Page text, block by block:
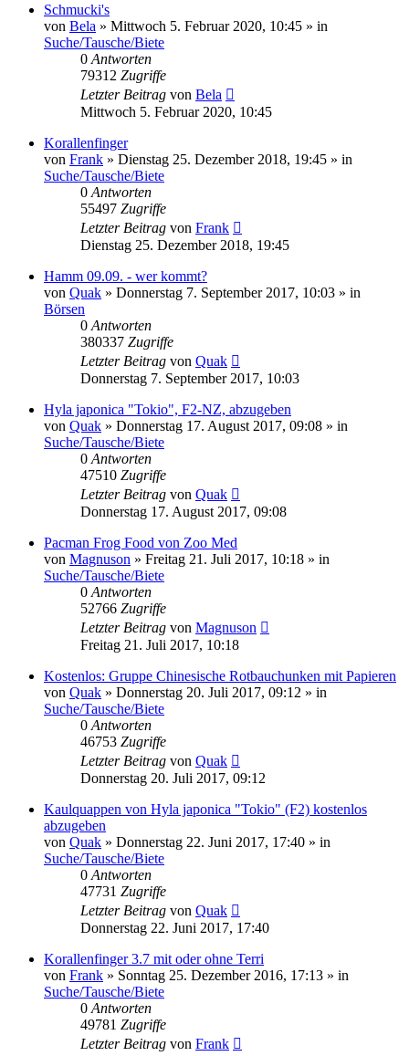
Schmucki's
von Bela » Mittwoch 5. Februar 2020, 10:45 » in
Suche/Tausche/Biete
0 Antworten
79312 Zugriffe
Letzter Beitrag von Bela
Mittwoch 5. Februar 2020, 10:45
Korallenfinger
von Frank » Dienstag 25. Dezember 2018, 19:45 » in
Suche/Tausche/Biete
0 Antworten
55497 Zugriffe
Letzter Beitrag von Frank
Dienstag 25. Dezember 2018, 19:45
Hamm 09.09. - wer kommt?
von Quak » Donnerstag 7. September 2017, 10:03 » in
Börsen
0 Antworten
380337 Zugriffe
Letzter Beitrag von Quak
Donnerstag 7. September 2017, 10:03
Hyla japonica "Tokio", F2-NZ, abzugeben
von Quak » Donnerstag 17. August 2017, 09:08 » in
Suche/Tausche/Biete
0 Antworten
47510 Zugriffe
Letzter Beitrag von Quak
Donnerstag 17. August 2017, 09:08
Pacman Frog Food von Zoo Med
von Magnuson » Freitag 21. Juli 2017, 10:18 » in
Suche/Tausche/Biete
0 Antworten
52766 Zugriffe
Letzter Beitrag von Magnuson
Freitag 21. Juli 2017, 10:18
Kostenlos: Gruppe Chinesische Rotbauchunken mit Papieren
von Quak » Donnerstag 20. Juli 2017, 09:12 » in
Suche/Tausche/Biete
0 Antworten
46753 Zugriffe
Letzter Beitrag von Quak
Donnerstag 20. Juli 2017, 09:12
Kaulquappen von Hyla japonica "Tokio" (F2) kostenlos
abzugeben
von Quak » Donnerstag 22. Juni 2017, 17:40 » in
Suche/Tausche/Biete
0 Antworten
47731 Zugriffe
Letzter Beitrag von Quak
Donnerstag 22. Juni 2017, 17:40
Korallenfinger 3.7 mit oder ohne Terri
von Frank » Sonntag 25. Dezember 2016, 17:13 » in
Suche/Tausche/Biete
0 Antworten
49781 Zugriffe
Letzter Beitrag von Frank